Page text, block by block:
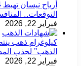
التوقعات..
فبراير 22, 2026
كيلوغرام ذهب
الذهب” لجذب
فبراير 22, 2026